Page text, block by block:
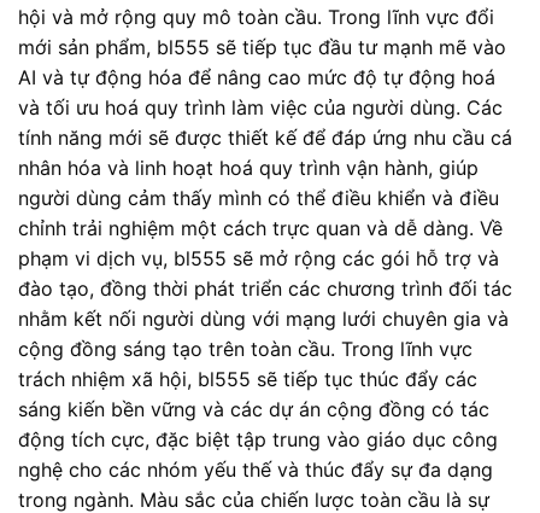
hội và mở rộng quy mô toàn cầu. Trong lĩnh vực đổi
mới sản phẩm, bl555 sẽ tiếp tục đầu tư mạnh mẽ vào
AI và tự động hóa để nâng cao mức độ tự động hoá
và tối ưu hoá quy trình làm việc của người dùng. Các
tính năng mới sẽ được thiết kế để đáp ứng nhu cầu cá
nhân hóa và linh hoạt hoá quy trình vận hành, giúp
người dùng cảm thấy mình có thể điều khiển và điều
chỉnh trải nghiệm một cách trực quan và dễ dàng. Về
phạm vi dịch vụ, bl555 sẽ mở rộng các gói hỗ trợ và
đào tạo, đồng thời phát triển các chương trình đối tác
nhằm kết nối người dùng với mạng lưới chuyên gia và
cộng đồng sáng tạo trên toàn cầu. Trong lĩnh vực
trách nhiệm xã hội, bl555 sẽ tiếp tục thúc đẩy các
sáng kiến bền vững và các dự án cộng đồng có tác
động tích cực, đặc biệt tập trung vào giáo dục công
nghệ cho các nhóm yếu thế và thúc đẩy sự đa dạng
trong ngành. Màu sắc của chiến lược toàn cầu là sự